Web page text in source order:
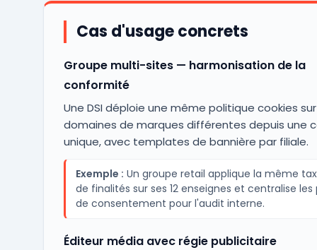
Cas d'usage concrets
Groupe multi-sites — harmonisation de la
conformité
Une DSI déploie une même politique cookies
domaines de marques différentes depuis une
unique, avec templates de bannière par filiale.
Exemple : Un groupe retail applique la même
de finalités sur ses 12 enseignes et centralise les
de consentement pour l'audit interne.
Éditeur média avec régie publicitaire